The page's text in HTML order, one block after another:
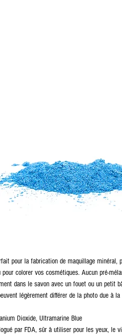
pour la fabrication de maquillage minéral,
pour colorer vos cosmétiques. Aucun pré-
dans le savon avec un fouet ou un petit
légèrement différer de la photo due à la
Dioxide, Ultramarine Blue
par FDA, sûr à utiliser pour les yeux, le